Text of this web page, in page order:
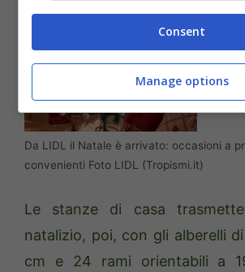
Da LIDL il Natale è arrivato: occasioni a
convenienti Foto LIDL (Tropismi.it)
Le stanze di casa
natalizio, poi, con gli alberelli
cm e 24 rami orientabili a
Consent
Manage options